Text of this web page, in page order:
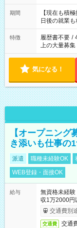
い」 「余裕
たくない」 な
の方へ 今ご
の勤務時間
期間
【現在も積
日後の就業も
特徴 履歴書不要 /
上の大量募集
気になる！
【オープニン
き添いも仕事の
派遣 職種未経験OK
WEB登録・面接OK
給与
無資格未経
収1万2000円
交通費別
交通費 交通